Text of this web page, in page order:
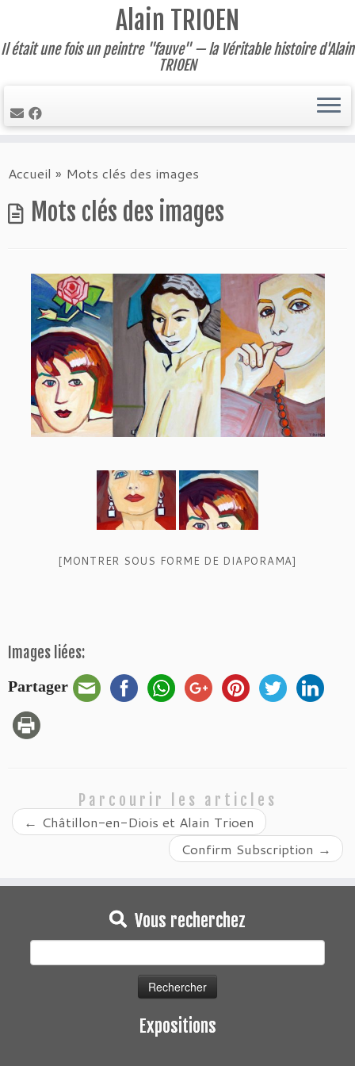
to
Alain TRIOEN
Il était une fois un peintre "fauve" — la Véritable histoire d'Alain
TRIOEN
Accueil » Mots clés des images
Mots clés des images
[MONTRER SOUS FORME DE DIAPORAMA]
Images liées:
Partager
Parcourir les articles
← Châtillon-en-Diois et Alain Trioen
Confirm Subscription →
Vous recherchez
Rechercher :
Expositions